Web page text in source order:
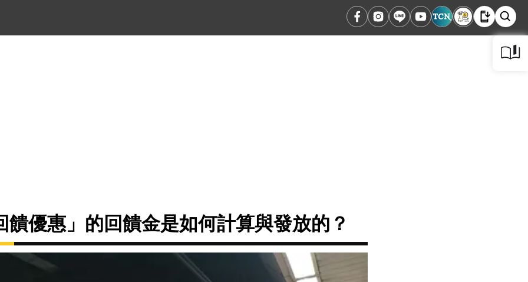
饋優惠」的回饋金是如何計算與發放的？